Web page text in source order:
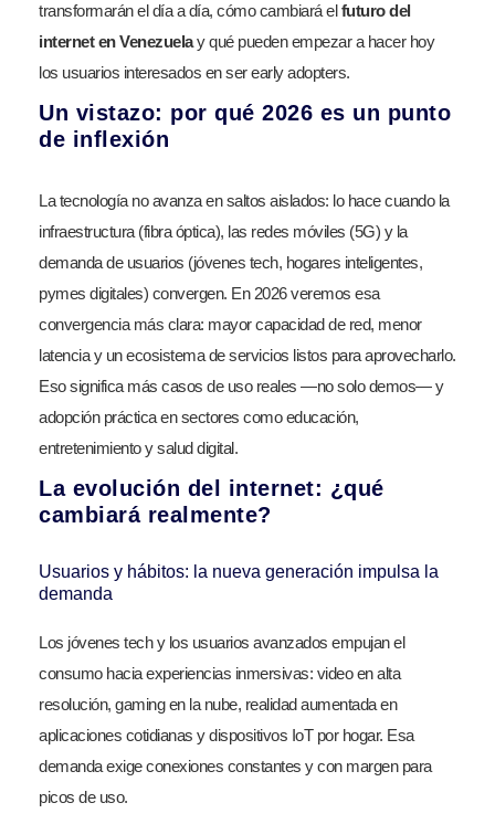
transformarán el día a día, cómo cambiará elfuturo del
internet en Venezuelay qué pueden empezar a hacer hoy
los usuarios interesados en ser early adopters.
Un vistazo: por qué 2026 es un punto
de inflexión
La tecnología no avanza en saltos aislados: lo hace cuando la
infraestructura (fibra óptica), las redes móviles (5G) y la
demanda de usuarios (jóvenes tech, hogares inteligentes,
pymes digitales) convergen. En 2026 veremos esa
convergencia más clara: mayor capacidad de red, menor
latencia y un ecosistema de servicios listos para aprovecharlo.
Eso significa más casos de uso reales —no solo demos— y
adopción práctica en sectores como educación,
entretenimiento y salud digital.
La evolución del internet: ¿qué
cambiará realmente?
Usuarios y hábitos: la nueva generación impulsa la
demanda
Los jóvenes tech y los usuarios avanzados empujan el
consumo hacia experiencias inmersivas: video en alta
resolución, gaming en la nube, realidad aumentada en
aplicaciones cotidianas y dispositivos IoT por hogar. Esa
demanda exige conexiones constantes y con margen para
picos de uso.